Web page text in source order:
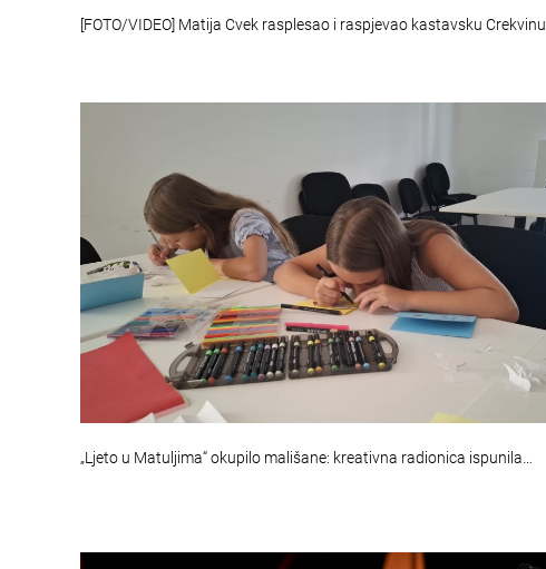
[FOTO/VIDEO] Matija Cvek rasplesao i raspjevao kastavsku Crekvinu
„Ljeto u Matuljima“ okupilo mališane: kreativna radionica ispunila…